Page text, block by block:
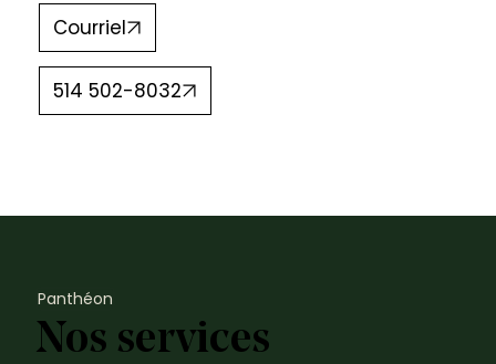
Courriel
514 502-8032
Panthéon
Nos services